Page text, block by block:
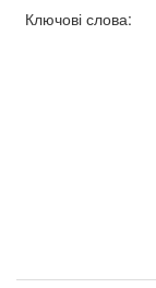
Ключові слова: